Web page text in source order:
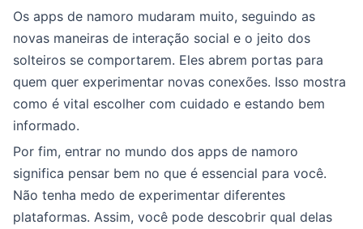
Os apps de namoro mudaram muito, seguindo as
novas maneiras de interação social e o jeito dos
solteiros se comportarem. Eles abrem portas para
quem quer experimentar novas conexões. Isso mostra
como é vital escolher com cuidado e estando bem
informado.
Por fim, entrar no mundo dos apps de namoro
significa pensar bem no que é essencial para você.
Não tenha medo de experimentar diferentes
plataformas. Assim, você pode descobrir qual delas